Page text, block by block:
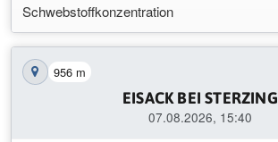
Schwebstoffkonzentration
Station auf der Karte anzeigen
956 m
EISACK BEI STERZING
07.08.2026, 15:40